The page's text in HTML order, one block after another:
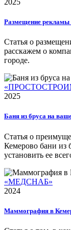
2025
Размещение рекламы
Статья о
расскажем о
городе.
2025
Баня из бруса на
Статья о
Кемерово бани из
установить ее
«МЕДСНАБ»
2024
Маммография в